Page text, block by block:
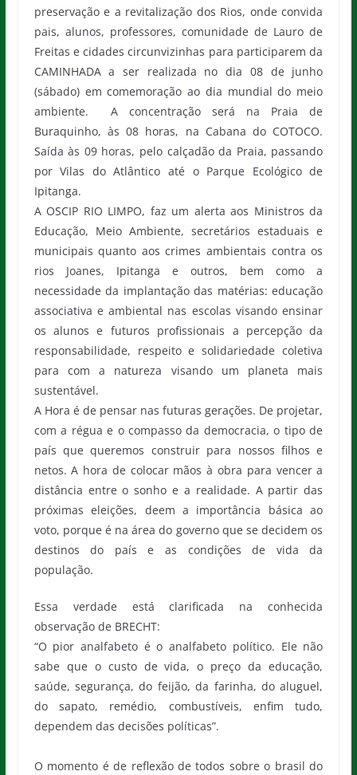
preservação e a revitalização dos Rios, onde convida
pais, alunos, professores, comunidade de Lauro de
Freitas e cidades circunvizinhas para participarem da
CAMINHADA a ser realizada no dia 08 de junho
(sábado) em comemoração ao dia mundial do meio
ambiente. A concentração será na Praia de
Buraquinho, às 08 horas, na Cabana do COTOCO.
Saída às 09 horas, pelo calçadão da Praia, passando
por Vilas do Atlântico até o Parque Ecológico de
Ipitanga.
A OSCIP RIO LIMPO, faz um alerta aos Ministros da
Educação, Meio Ambiente, secretários estaduais e
municipais quanto aos crimes ambientais contra os
rios Joanes, Ipitanga e outros, bem como a
necessidade da implantação das matérias: educação
associativa e ambiental nas escolas visando ensinar
os alunos e futuros profissionais a percepção da
responsabilidade, respeito e solidariedade coletiva
para com a natureza visando um planeta mais
sustentável.
A Hora é de pensar nas futuras gerações. De projetar,
com a régua e o compasso da democracia, o tipo de
país que queremos construir para nossos filhos e
netos. A hora de colocar mãos à obra para vencer a
distância entre o sonho e a realidade. A partir das
próximas eleições, deem a importância básica ao
voto, porque é na área do governo que se decidem os
destinos do país e as condições de vida da
população.
Essa verdade está clarificada na conhecida
observação de BRECHT:
“O pior analfabeto é o analfabeto político. Ele não
sabe que o custo de vida, o preço da educação,
saúde, segurança, do feijão, da farinha, do aluguel,
do sapato, remédio, combustíveis, enfim tudo,
dependem das decisões políticas”.
O momento é de reflexão de todos sobre o brasil do